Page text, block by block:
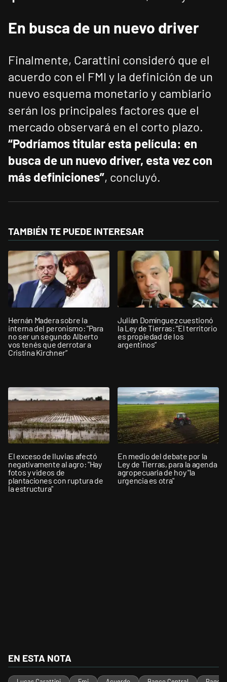
En busca de un nuevo driver
Finalmente, Carattini consideró que el
acuerdo con el FMI y la definición de un
nuevo esquema monetario y cambiario
serán los principales factores que el
mercado observará en el corto plazo.
“Podríamos titular esta película: en
busca de un nuevo driver, esta vez con
más definiciones”, concluyó.
TAMBIÉN TE PUEDE INTERESAR
Hernán Madera sobre la
interna del peronismo: "Para
no ser un segundo Alberto
vos tenés que derrotar a
Cristina Kirchner”
Julián Domínguez cuestionó
la Ley de Tierras: “El territorio
es propiedad de los
argentinos”
El exceso de lluvias afectó
negativamente al agro: "Hay
fotos y videos de
plantaciones con ruptura de
la estructura"
En medio del debate por la
Ley de Tierras, para la agenda
agropecuaria de hoy "la
urgencia es otra"
EN ESTA NOTA